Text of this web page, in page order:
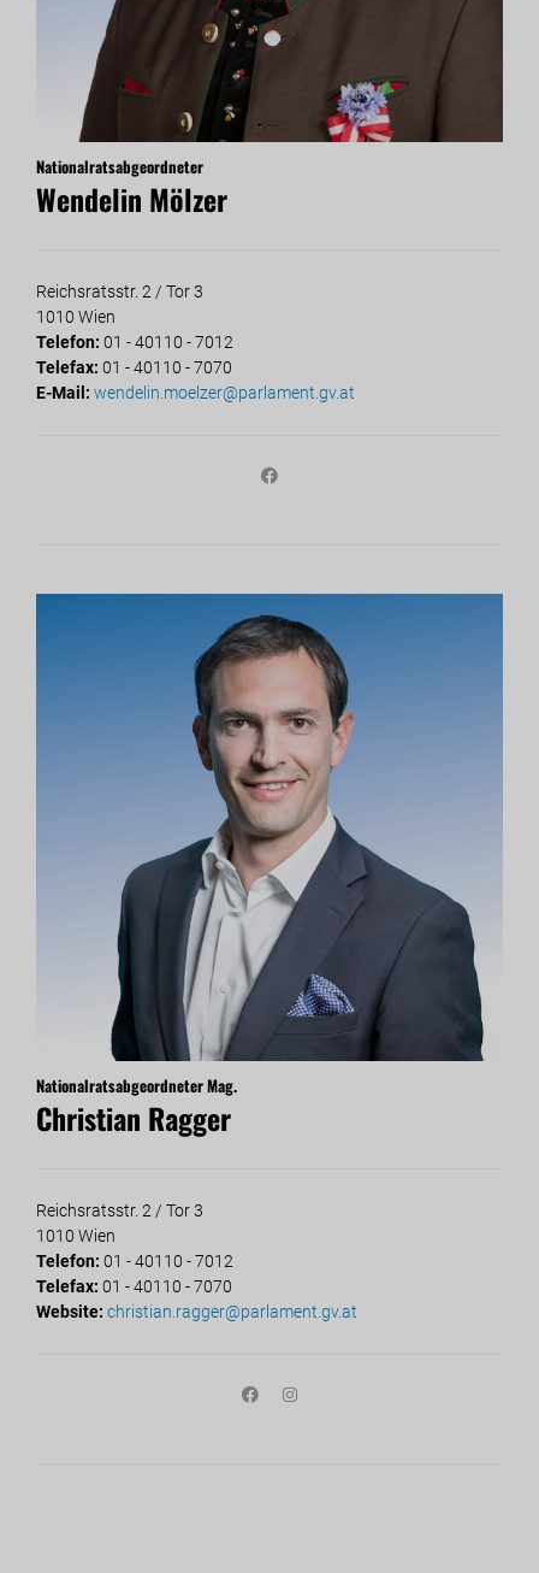
Nationalratsabgeordneter
Wendelin Mölzer
Reichsratsstr. 2 / Tor 3
1010 Wien
Telefon: 01 - 40110 - 7012
Telefax: 01 - 40110 - 7070
E-Mail: wendelin.moelzer@parlament.gv.at
Nationalratsabgeordneter Mag.
Christian Ragger
Reichsratsstr. 2 / Tor 3
1010 Wien
Telefon: 01 - 40110 - 7012
Telefax: 01 - 40110 - 7070
Website: christian.ragger@parlament.gv.at